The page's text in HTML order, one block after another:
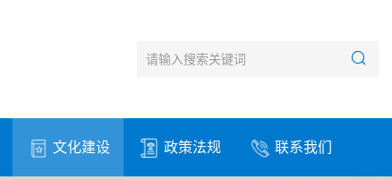
文化建设 政策法规 联系我们